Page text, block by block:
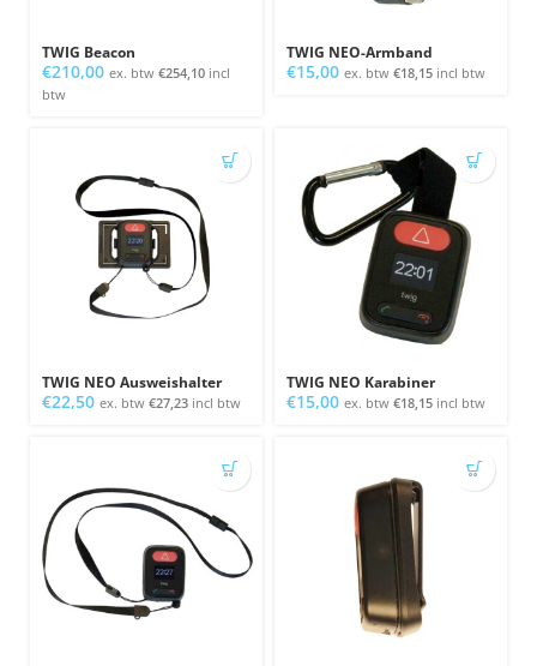
TWIG Beacon
€210,00 ex. btw €254,10 incl
btw
TWIG NEO-Armband
€15,00 ex. btw €18,15 incl btw
TWIG NEO Ausweishalter
€22,50 ex. btw €27,23 incl btw
TWIG NEO Karabiner
€15,00 ex. btw €18,15 incl btw